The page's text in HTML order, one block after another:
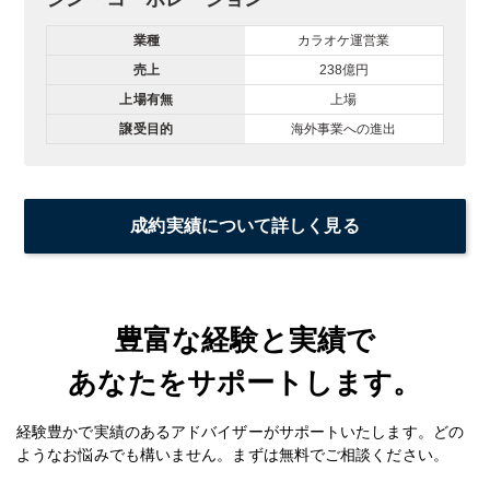
業種
カラオケ運営業
売上
238億円
上場有無
上場
譲受目的
海外事業への進出
成約実績について詳しく見る
豊富な経験と実績で
あなたをサポートします。
経験豊かで実績のあるアドバイザーがサポートいたします。どの
ようなお悩みでも構いません。まずは無料でご相談ください。